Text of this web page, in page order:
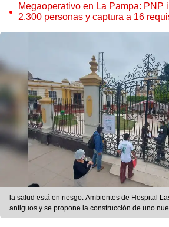
Megaoperativo en La Pampa: PNP
2.300 personas y captura a 16
la salud está en riesgo. Ambientes de Hospital
antiguos y se propone la construcción de uno nuevo. Foto: Clinton
La República